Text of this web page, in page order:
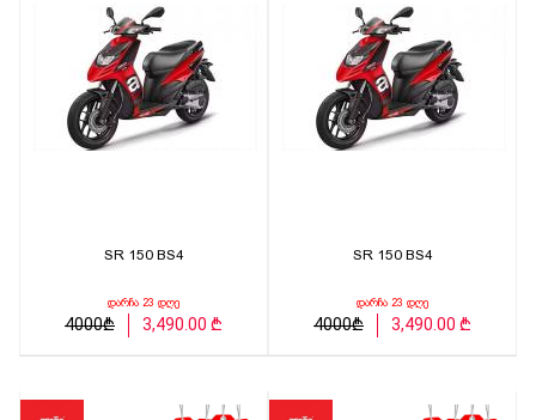
SR 150 BS4
დარჩა 23 დღე
4000₾ 3,490.00 ₾
SR 150 BS4
დარჩა 23 დღე
4000₾ 3,490.00 ₾